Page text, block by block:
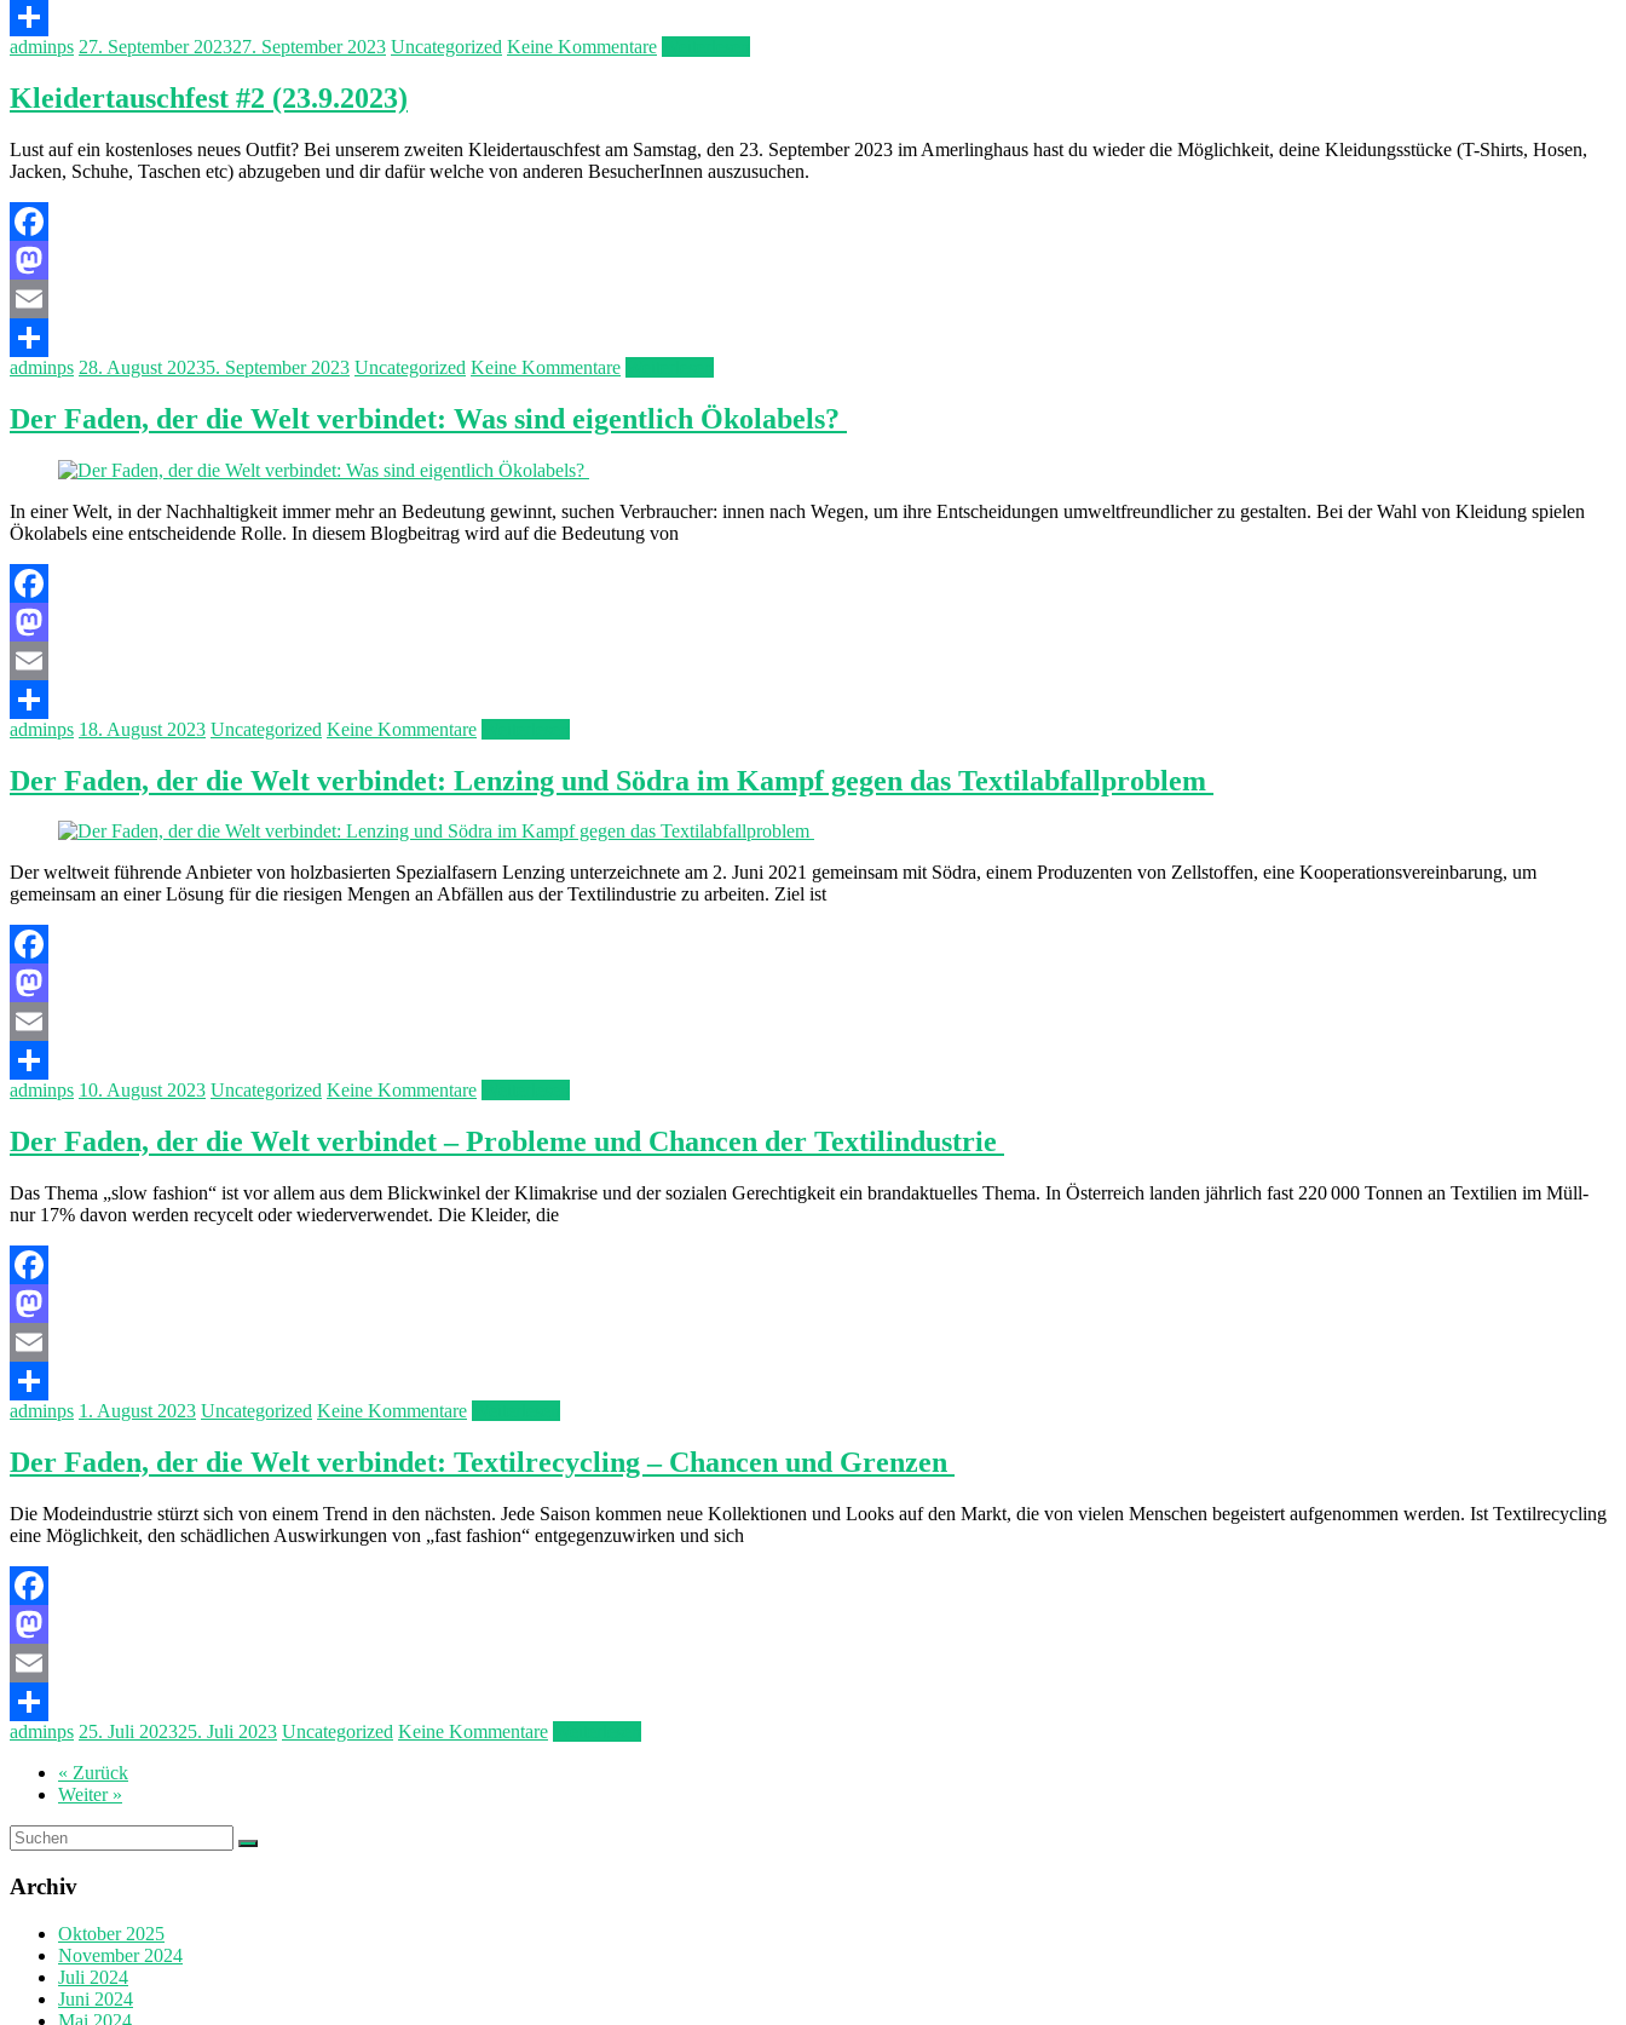
Email
Teilen
adminps 27. September 202327. September 2023 Uncategorized Keine Kommentare
Kleidertauschfest #2 (23.9.2023)
Lust auf ein kostenloses neues Outfit? Bei unserem zweiten Kleidertauschfest am Samstag, den 23. September 2023 im Amerlinghaus hast du wieder die Möglichkeit, deine Kleidungsstücke (T-Shirts, Hosen,
Jacken, Schuhe, Taschen etc) abzugeben und dir dafür welche von anderen BesucherInnen auszusuchen.
Facebook
Mastodon
Email
Teilen
adminps 28. August 20235. September 2023 Uncategorized Keine Kommentare
Der Faden, der die Welt verbindet: Was sind eigentlich Ökolabels?
In einer Welt, in der Nachhaltigkeit immer mehr an Bedeutung gewinnt, suchen Verbraucher: innen nach Wegen, um ihre Entscheidungen umweltfreundlicher zu gestalten. Bei der Wahl von Kleidung spielen
Ökolabels eine entscheidende Rolle. In diesem Blogbeitrag wird auf die Bedeutung von
Facebook
Mastodon
Email
Teilen
adminps 18. August 2023 Uncategorized Keine Kommentare
Der Faden, der die Welt verbindet: Lenzing und Södra im Kampf gegen das Textilabfallproblem
Der weltweit führende Anbieter von holzbasierten Spezialfasern Lenzing unterzeichnete am 2. Juni 2021 gemeinsam mit Södra, einem Produzenten von Zellstoffen, eine Kooperationsvereinbarung, um
gemeinsam an einer Lösung für die riesigen Mengen an Abfällen aus der Textilindustrie zu arbeiten. Ziel ist
Facebook
Mastodon
Email
Teilen
adminps 10. August 2023 Uncategorized Keine Kommentare
Der Faden, der die Welt verbindet – Probleme und Chancen der Textilindustrie
Das Thema „slow fashion“ ist vor allem aus dem Blickwinkel der Klimakrise und der sozialen Gerechtigkeit ein brandaktuelles Thema. In Österreich landen jährlich fast 220 000 Tonnen an Textilien im Müll-
nur 17% davon werden recycelt oder wiederverwendet. Die Kleider, die
Facebook
Mastodon
Email
Teilen
adminps 1. August 2023 Uncategorized Keine Kommentare
Der Faden, der die Welt verbindet: Textilrecycling – Chancen und Grenzen
Die Modeindustrie stürzt sich von einem Trend in den nächsten. Jede Saison kommen neue Kollektionen und Looks auf den Markt, die von vielen Menschen begeistert aufgenommen werden. Ist Textilrecycling
eine Möglichkeit, den schädlichen Auswirkungen von „fast fashion“ entgegenzuwirken und sich
Facebook
Mastodon
Email
Teilen
adminps 25. Juli 202325. Juli 2023 Uncategorized Keine Kommentare
« Zurück
Weiter »
Archiv
Oktober 2025
November 2024
Juli 2024
Juni 2024
Mai 2024